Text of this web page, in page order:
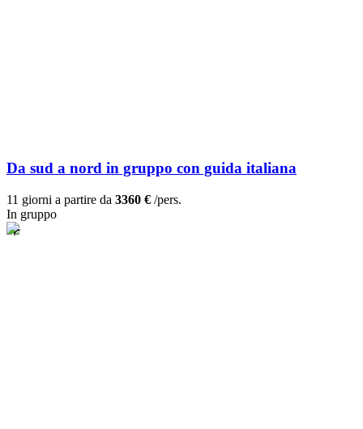
Da sud a nord in gruppo con guida italiana
11 giorni a partire da 3360 € /pers.
In gruppo